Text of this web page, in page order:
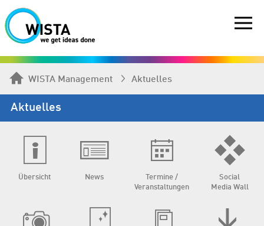
WISTA Management Aktuelles
Aktuelles
Übersicht News
Termine /
Veranstaltungen
Social
Media Wall